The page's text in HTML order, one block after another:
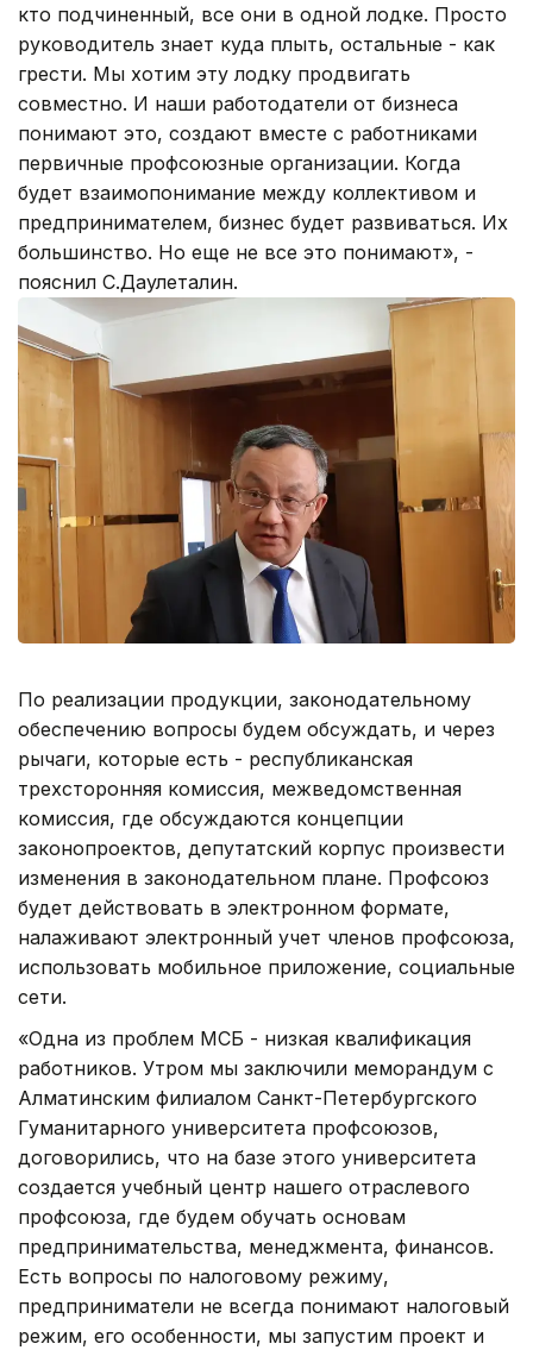
кто подчиненный, все они в одной лодке. Просто
руководитель знает куда плыть, остальные - как
грести. Мы хотим эту лодку продвигать
совместно. И наши работодатели от бизнеса
понимают это, создают вместе с работниками
первичные профсоюзные организации. Когда
будет взаимопонимание между коллективом и
предпринимателем, бизнес будет развиваться. Их
большинство. Но еще не все это понимают», -
пояснил С.Даулеталин.
По реализации продукции, законодательному
обеспечению вопросы будем обсуждать, и через
рычаги, которые есть - республиканская
трехсторонняя комиссия, межведомственная
комиссия, где обсуждаются концепции
законопроектов, депутатский корпус произвести
изменения в законодательном плане. Профсоюз
будет действовать в электронном формате,
налаживают электронный учет членов профсоюза,
использовать мобильное приложение, социальные
сети.
«Одна из проблем МСБ - низкая квалификация
работников. Утром мы заключили меморандум с
Алматинским филиалом Санкт-Петербургского
Гуманитарного университета профсоюзов,
договорились, что на базе этого университета
создается учебный центр нашего отраслевого
профсоюза, где будем обучать основам
предпринимательства, менеджмента, финансов.
Есть вопросы по налоговому режиму,
предприниматели не всегда понимают налоговый
режим, его особенности, мы запустим проект и